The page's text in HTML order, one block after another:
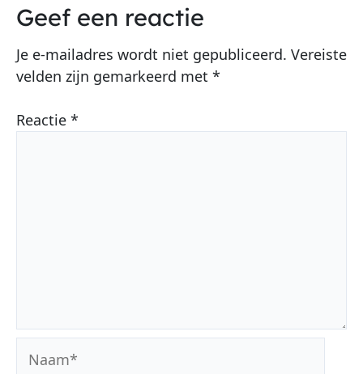
Geef een reactie
Je e-mailadres wordt niet gepubliceerd. Vereiste
velden zijn gemarkeerd met *
Reactie *